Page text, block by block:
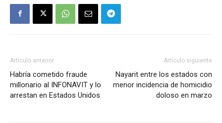
Artículo anterior
Habría cometido fraude
millonario al INFONAVIT y lo
arrestan en Estados Unidos
Artículo siguiente
Nayarit entre los estados con
menor incidencia de homicidio
doloso en marzo